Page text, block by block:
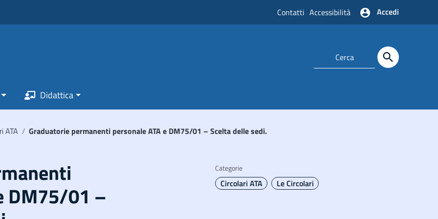
Contatti Accessibilità Accedi
Didattica
ATA / Graduatorie permanenti personale ATA e DM75/01 – Scelta delle sedi.
DM75/01 –
Categorie
Circolari ATA Le Circolari